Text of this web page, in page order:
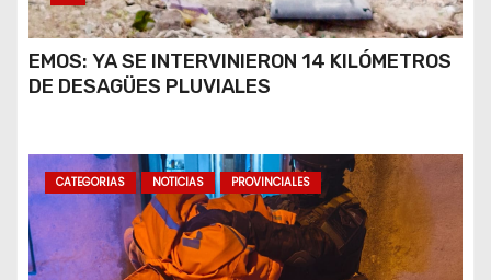
EMOS: YA SE INTERVINIERON 14 KILÓMETROS
DE DESAGÜES PLUVIALES
CATEGORIAS NOTICIAS PROVINCIALES